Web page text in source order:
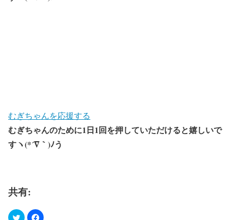
むぎちゃんを応援する
むぎちゃんのために1日1回を押していただけると嬉しいで
すヽ(*´∇｀)ﾉう
共有: